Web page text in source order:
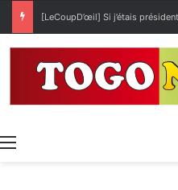
[LeCoupD’œil] Si j’étais
Menu